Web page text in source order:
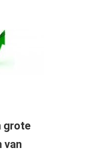
grote
van